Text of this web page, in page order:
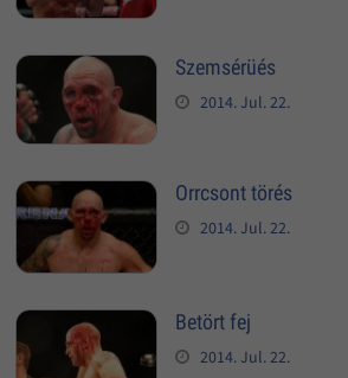
Szemsérüés
2014. Jul. 22.
Orrcsont törés
2014. Jul. 22.
Betört fej
2014. Jul. 22.